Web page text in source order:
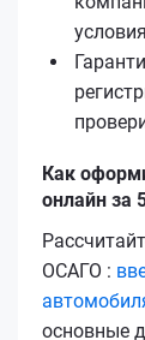
Как
онлайн за
ОСАГО :
основные